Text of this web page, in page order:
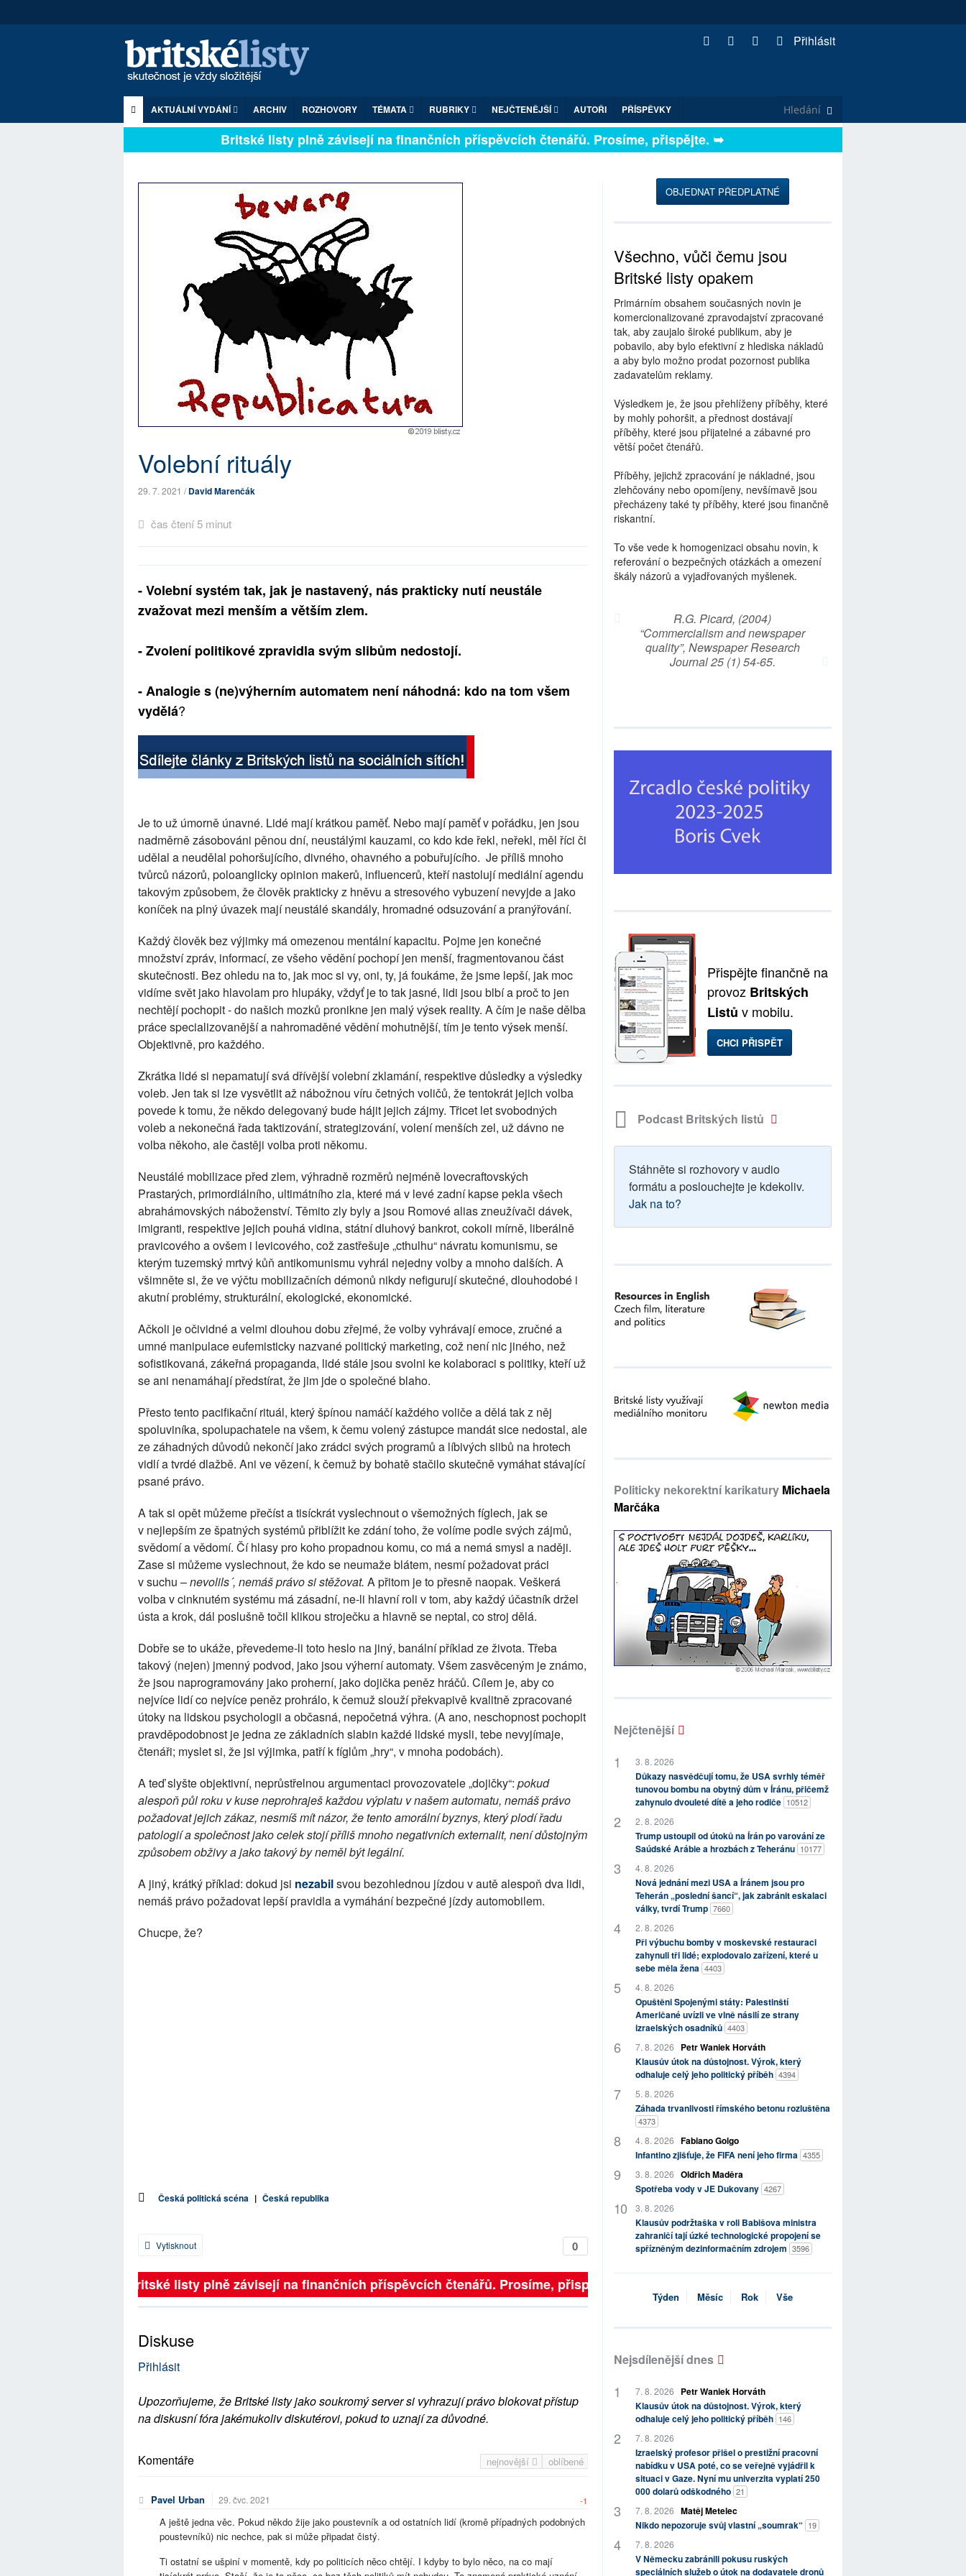
Přihlásit
AKTUÁLNÍ VYDÁNÍ ARCHIV ROZHOVORY TÉMATA RUBRIKY NEJČTENĚJŠÍ AUTOŘI PŘÍSPĚVKY
Britské listy plně závisejí na finančních příspěvcích čtenářů. Prosíme, přispějte. ➥
Volební rituály
29. 7. 2021 /David Marenčák
čas čtení 5 minut
- Volební systém tak, jak je nastavený, nás prakticky nutí neustále
zvažovat mezi menším a větším zlem.
- Zvolení politikové zpravidla svým slibům nedostojí.
- Analogie s (ne)výherním automatem není náhodná: kdo na tom všem
vydělá?
Je to už úmorně únavné. Lidé mají krátkou paměť. Nebo mají paměť v pořádku, jen jsou
nadměrně zásobováni pěnou dní, neustálými kauzami, co kdo kde řekl, neřekl, měl říci či
udělal a neudělal pohoršujícího, divného, ohavného a pobuřujícího. Je příliš mnoho
tvůrců názorů, poloanglicky opinion makerů, influencerů, kteří nastolují mediální agendu
takovým způsobem, že člověk prakticky z hněvu a stresového vybuzení nevyjde a jako
koníček na plný úvazek mají neustálé skandály, hromadné odsuzování a pranýřování.
Každý člověk bez výjimky má omezenou mentální kapacitu. Pojme jen konečné
množství zpráv, informací, ze všeho vědění pochopí jen menší, fragmentovanou část
skutečnosti. Bez ohledu na to, jak moc si vy, oni, ty, já foukáme, že jsme lepší, jak moc
vidíme svět jako hlavolam pro hlupáky, vždyť je to tak jasné, lidi jsou blbí a proč to jen
nechtějí pochopit - do našich mozků pronikne jen malý výsek reality. A čím je naše dělba
práce specializovanější a nahromaděné vědění mohutnější, tím je tento výsek menší.
Objektivně, pro každého.
Zkrátka lidé si nepamatují svá dřívější volební zklamání, respektive důsledky a výsledky
voleb. Jen tak si lze vysvětlit až nábožnou víru četných voličů, že tentokrát jejich volba
povede k tomu, že někdo delegovaný bude hájit jejich zájmy. Třicet let svobodných
voleb a nekonečná řada taktizování, strategizování, volení menších zel, už dávno ne
volba někoho, ale častěji volba proti někomu.
Neustálé mobilizace před zlem, výhradně rozměrů nejméně lovecraftovských
Prastarých, primordiálního, ultimátního zla, které má v levé zadní kapse pekla všech
abrahámovských náboženství. Těmito zly byly a jsou Romové alias zneužívači dávek,
imigranti, respektive jejich pouhá vidina, státní dluhový bankrot, cokoli mírně, liberálně
pravicového a ovšem i levicového, což zastřešuje „cthulhu“ návratu komunismu, se
kterým tuzemský mrtvý kůň antikomunismu vyhrál nejedny volby a mnoho dalších. A
všimněte si, že ve výčtu mobilizačních démonů nikdy nefigurují skutečné, dlouhodobé i
akutní problémy, strukturální, ekologické, ekonomické.
Ačkoli je očividné a velmi dlouhou dobu zřejmé, že volby vyhrávají emoce, zručné a
umné manipulace eufemisticky nazvané politický marketing, což není nic jiného, než
sofistikovaná, zákeřná propaganda, lidé stále jsou svolni ke kolaboraci s politiky, kteří už
se ani nenamáhají předstírat, že jim jde o společné blaho.
Přesto tento pacifikační rituál, který špínou namáčí každého voliče a dělá tak z něj
spoluviníka, spolupachatele na všem, k čemu volený zástupce mandát sice nedostal, ale
ze záhadných důvodů nekončí jako zrádci svých programů a líbivých slibů na hrotech
vidlí a tvrdé dlažbě. Ani ve vězení, k čemuž by bohatě stačilo skutečně vymáhat stávající
psané právo.
A tak si opět můžeme přečíst a tisíckrát vyslechnout o všemožných fíglech, jak se
v nejlepším ze špatných systémů přiblížit ke zdání toho, že volíme podle svých zájmů,
svědomí a vědomí. Čí hlasy pro koho propadnou komu, co má a nemá smysl a naději.
Zase si můžeme vyslechnout, že kdo se neumaže blátem, nesmí požadovat práci
v suchu –nevolils´, nemáš právo si stěžovat. A přitom je to přesně naopak. Veškerá
volba v cinknutém systému má zásadní, ne-li hlavní roli v tom, aby každý účastník držel
ústa a krok, dál poslušně točil klikou stroječku a hlavně se neptal, co stroj dělá.
Dobře se to ukáže, převedeme-li toto heslo na jiný, banální příklad ze života. Třeba
takový (nejen) jmenný podvod, jako jsou výherní automaty. Všem zasvěceným je známo,
že jsou naprogramovány jako proherní, jako dojička peněz hráčů. Cílem je, aby co
nejvíce lidí co nejvíce peněz prohrálo, k čemuž slouží překvapivě kvalitně zpracované
útoky na lidskou psychologii a občasná, nepočetná výhra. (A ano, neschopnost pochopit
pravděpodobnost je jedna ze základních slabin každé lidské mysli, tebe nevyjímaje,
čtenáři; myslet si, že jsi výjimka, patří k fíglům „hry“, v mnoha podobách).
A teď slyšte objektivní, neprůstřelnou argumentaci provozovatele „dojičky“: pokud
alespoň půl roku v kuse neprohraješ každou výplatu v našem automatu, nemáš právo
požadovat jejich zákaz, nesmíš mít názor, že tento amorální byznys, který plodí řadu
patologií a společnost jako celek stojí příliš mnoho negativních externalit, není důstojným
způsobem obživy a jako takový by neměl být legální.
A jiný, krátký příklad: dokud jsi nezabilsvou bezohlednou jízdou v autě alespoň dva lidi,
nemáš právo požadovat lepší pravidla a vymáhání bezpečné jízdy automobilem.
Chucpe, že?
Česká politická scéna | Česká republika
0
Vytisknout
Britské listy plně závisejí na finančních příspěvcích čtenářů. Prosíme, přispějte. ➥
Diskuse
Přihlásit
Upozorňujeme, že Britské listy jako soukromý server si vyhrazují právo blokovat přístup
na diskusní fóra jakémukoliv diskutérovi, pokud to uznají za důvodné.
nejnovější oblíbené
Komentáře
Pavel Urban 29. čvc. 2021 -1
A ještě jedna věc. Pokud někdo žije jako poustevník a od ostatních lidí (kromě případných podobných
poustevníků) nic nechce, pak si může připadat čistý.
Ti ostatní se ušpiní v momentě, kdy po politicích něco chtějí. I kdyby to bylo něco, na co mají
OBJEDNAT PŘEDPLATNÉ
Všechno, vůči čemu jsou
Britské listy opakem
Primárním obsahem současných novin je
komercionalizované zpravodajství zpracované
tak, aby zaujalo široké publikum, aby je
pobavilo, aby bylo efektivní z hlediska nákladů
a aby bylo možno prodat pozornost publika
zadavatelům reklamy.
Výsledkem je, že jsou přehlíženy příběhy, které
by mohly pohoršit, a přednost dostávají
příběhy, které jsou přijatelné a zábavné pro
větší počet čtenářů.
Příběhy, jejichž zpracování je nákladné, jsou
zlehčovány nebo opomíjeny, nevšímavě jsou
přecházeny také ty příběhy, které jsou finančně
riskantní.
To vše vede k homogenizaci obsahu novin, k
referování o bezpečných otázkách a omezení
škály názorů a vyjadřovaných myšlenek.
R.G. Picard, (2004)
“Commercialism and newspaper
quality”, Newspaper Research
Journal 25 (1) 54-65.
Přispějte finančně na
provoz Britských
Listů v mobilu.
CHCI PŘISPĚT
Podcast Britských listů
Stáhněte si rozhovory v audio
formátu a poslouchejte je kdekoliv.
Jak na to?
Politicky nekorektní karikatury Michaela
Marčáka
Nejčtenější
3. 8. 2026
Důkazy nasvědčují tomu, že USA svrhly téměř
tunovou bombu na obytný dům v Íránu, přičemž
zahynulo dvouleté dítě a jeho rodiče 10512
2. 8. 2026
Trump ustoupil od útoků na Írán po varování ze
Saúdské Arábie a hrozbách z Teheránu 10177
4. 8. 2026
Nová jednání mezi USA a Íránem jsou pro
Teherán „poslední šancí“, jak zabránit eskalaci
války, tvrdí Trump 7660
2. 8. 2026
Při výbuchu bomby v moskevské restauraci
zahynuli tři lidé; explodovalo zařízení, které u
sebe měla žena 4403
4. 8. 2026
Opuštěni Spojenými státy: Palestinští
Američané uvízli ve vlně násilí ze strany
izraelských osadníků 4403
7. 8. 2026
Petr Waniek Horváth
Klausův útok na důstojnost. Výrok, který
odhaluje celý jeho politický příběh 4394
5. 8. 2026
Záhada trvanlivosti římského betonu rozluštěna
4373
4. 8. 2026 Fabiano Golgo
Infantino zjišťuje, že FIFA není jeho firma 4355
3. 8. 2026 Oldřich Maděra
Spotřeba vody v JE Dukovany 4267
3. 8. 2026
Klausův podržtaška v roli Babišova ministra
zahraničí tají úzké technologické propojení se
spřízněným dezinformačním zdrojem 3596
Týden Měsíc Rok Vše
Nejsdílenější dnes
7. 8. 2026
Petr Waniek Horváth
Klausův útok na důstojnost. Výrok, který
odhaluje celý jeho politický příběh 146
7. 8. 2026
Izraelský profesor přišel o prestižní pracovní
nabídku v USA poté, co se veřejně vyjádřil k
situaci v Gaze. Nyní mu univerzita vyplatí 250
000 dolarů odškodného 21
7. 8. 2026 Matěj Metelec
Nikdo nepozoruje svůj vlastní „soumrak“ 19
7. 8. 2026
V Německu zabránili pokusu ruských
speciálních služeb o útok na dodavatele dronů